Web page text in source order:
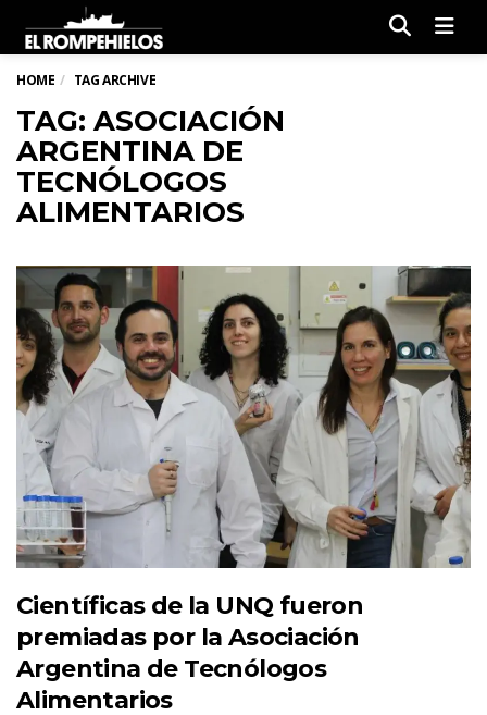
HOME TAG ARCHIVE
TAG: ASOCIACIÓN
ARGENTINA DE
TECNÓLOGOS
ALIMENTARIOS
Científicas de la UNQ fueron
premiadas por la Asociación
Argentina de Tecnólogos
Alimentarios